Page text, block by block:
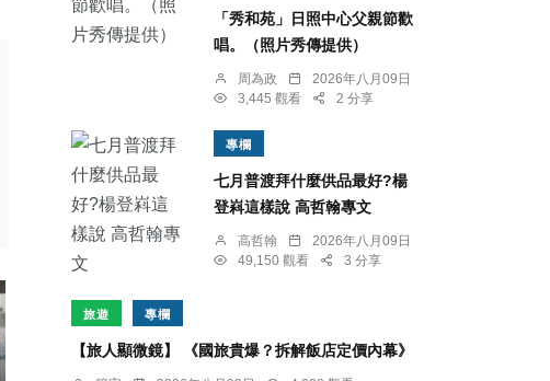
「秀和苑」日照中心父親節歡
唱。（照片秀傳提供）
周為政
2026年八月09日
3,445 觀看
2 分享
專欄
七月普渡拜什麼供品最好?楊
登嵙這樣說 高哲翰專文
高哲翰
2026年八月09日
49,150 觀看
3 分享
旅遊 專欄
【旅人顯微鏡】 《國旅貴爆？拆解飯店定價內幕》